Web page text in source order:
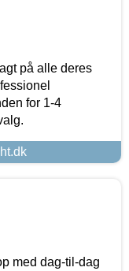
på alle deres
for 1-4
med dag-til-dag